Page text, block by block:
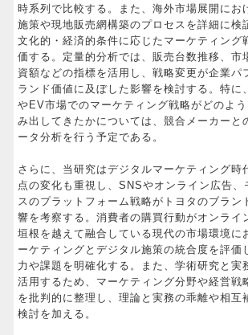
時系列で比較する。また、海外市場展開にお
施策や現地販売網構築のプロセスを詳細に検
文化的・経済的条件に応じたマーケティング
価する。定量的分析では、販売台数推移、市
資額などの指標を活用し、戦略変更が企業パ
ランド価値に及ぼした影響を検討する。特に
やEV市場でのマーケティング戦略がどのよ
み出してきたかについては、競合メーカーと
ータ分析を行う予定である。
さらに、当研究はデジタルマーケティング時
点の変化も重視し、SNSやオンライン広告、
スのプラットフォーム戦略がトヨタのブラン
響を考察する。消費者の購買行動がオンライ
垣根を越えて融合している現代の市場環境に
ーケティングとデジタル施策の統合度を評価
力や課題を明確化する。また、学術研究と実
活用するため、マーケティング分野や経営戦
を批判的に整理し、理論と実務の乖離や相互
検討を加える。